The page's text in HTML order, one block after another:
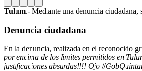
Tulum.- Mediante una denuncia ciudadana,
Denuncia ciudadana
En la denuncia, realizada en el reconocido
por encima de los limites permitidos en
justificaciones absurdas!!!! Ojo